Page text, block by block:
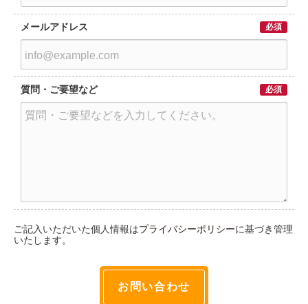
メールアドレス 必須
質問・ご要望など 必須
ご記入いただいた個人情報はプライバシーポリシーに基づき管理
いたします。